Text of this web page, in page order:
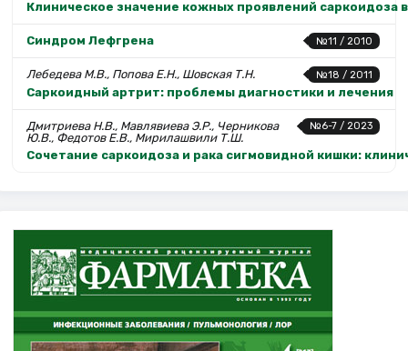
Клиническое значение кожных проявлений саркоидоза
№11 / 2010
Синдром Лефгрена
№18 / 2011
Лебедева М.В., Попова Е.Н., Шовская Т.Н.
Саркоидный артрит: проблемы диагностики и лечения
№6-7 / 2023
Дмитриева Н.В., Мавлявиева Э.Р., Черникова
Ю.В., Федотов Е.В., Мирилашвили Т.Ш.
Сочетание саркоидоза и рака сигмовидной кишки: